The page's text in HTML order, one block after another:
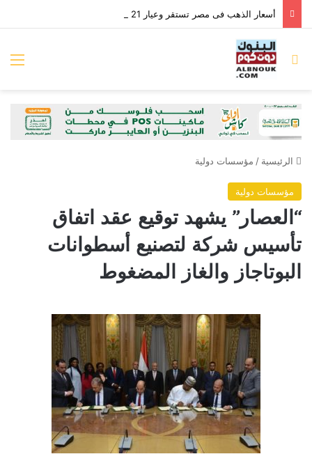
أسعار الذهب فى مصر تستقر وعيار 21 بـ6095 جنيها للجرام
بحث عن
الرئيسية / مؤسسات دولية
مؤسسات دولية
“العصار” يشهد توقيع عقد اتفاق
تأسيس شركة لتصنيع أسطوانات
البوتاجاز والغاز المضغوط‎